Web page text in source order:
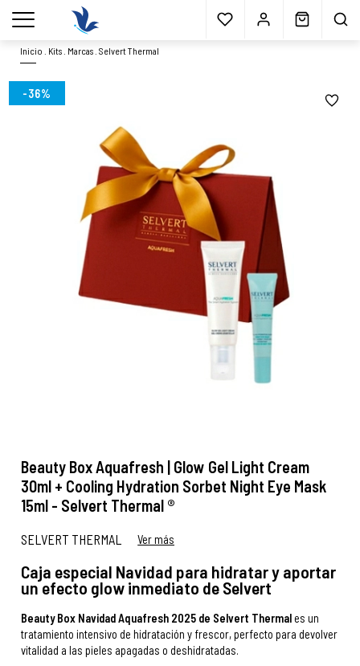
Envío gratisa partir 40€* Muestras gratis Blog
menu
Inicio Kits Marcas .Selvert Thermal
-36%
Beauty Box Aquafresh | Glow Gel Light Cream
30ml + Cooling Hydration Sorbet Night Eye Mask
15ml - Selvert Thermal ®
SELVERT THERMAL Ver más
Caja especial Navidad para hidratar y aportar
un efecto glow inmediato de Selvert
Beauty Box Navidad Aquafresh 2025 de Selvert Thermales un
tratamiento intensivo de hidratación y frescor, perfecto para devolver
vitalidad a las pieles apagadas o deshidratadas.